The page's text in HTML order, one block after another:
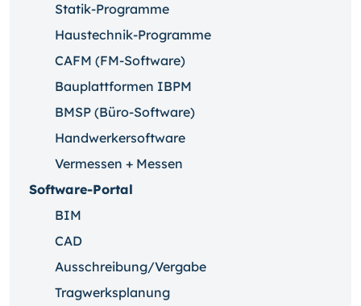
Statik-Programme
Haustechnik-Programme
CAFM (FM-Software)
Bauplattformen IBPM
BMSP (Büro-Software)
Handwerkersoftware
Vermessen + Messen
Software-Portal
BIM
CAD
Ausschreibung/Vergabe
Tragwerksplanung